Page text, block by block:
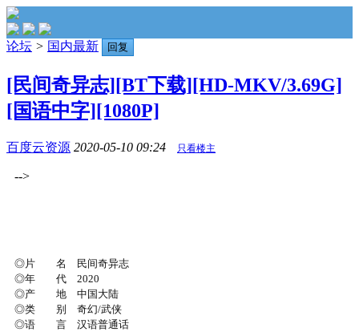
论坛 > 国内最新 回复
[民间奇异志][BT下载][HD-MKV/3.69G]
[国语中字][1080P]
百度云资源 2020-05-10 09:24 只看楼主
-->
◎片 名 民间奇异志
◎年 代 2020
◎产 地 中国大陆
◎类 别 奇幻/武侠
◎语 言 汉语普通话